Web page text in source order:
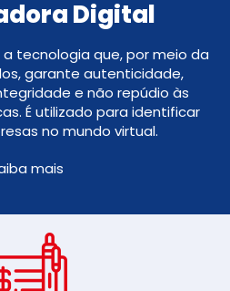
Digital
tecnologia que, por meio da
garante autenticidade,
e não repúdio às
É utilizado para identificar
no mundo virtual.
mais